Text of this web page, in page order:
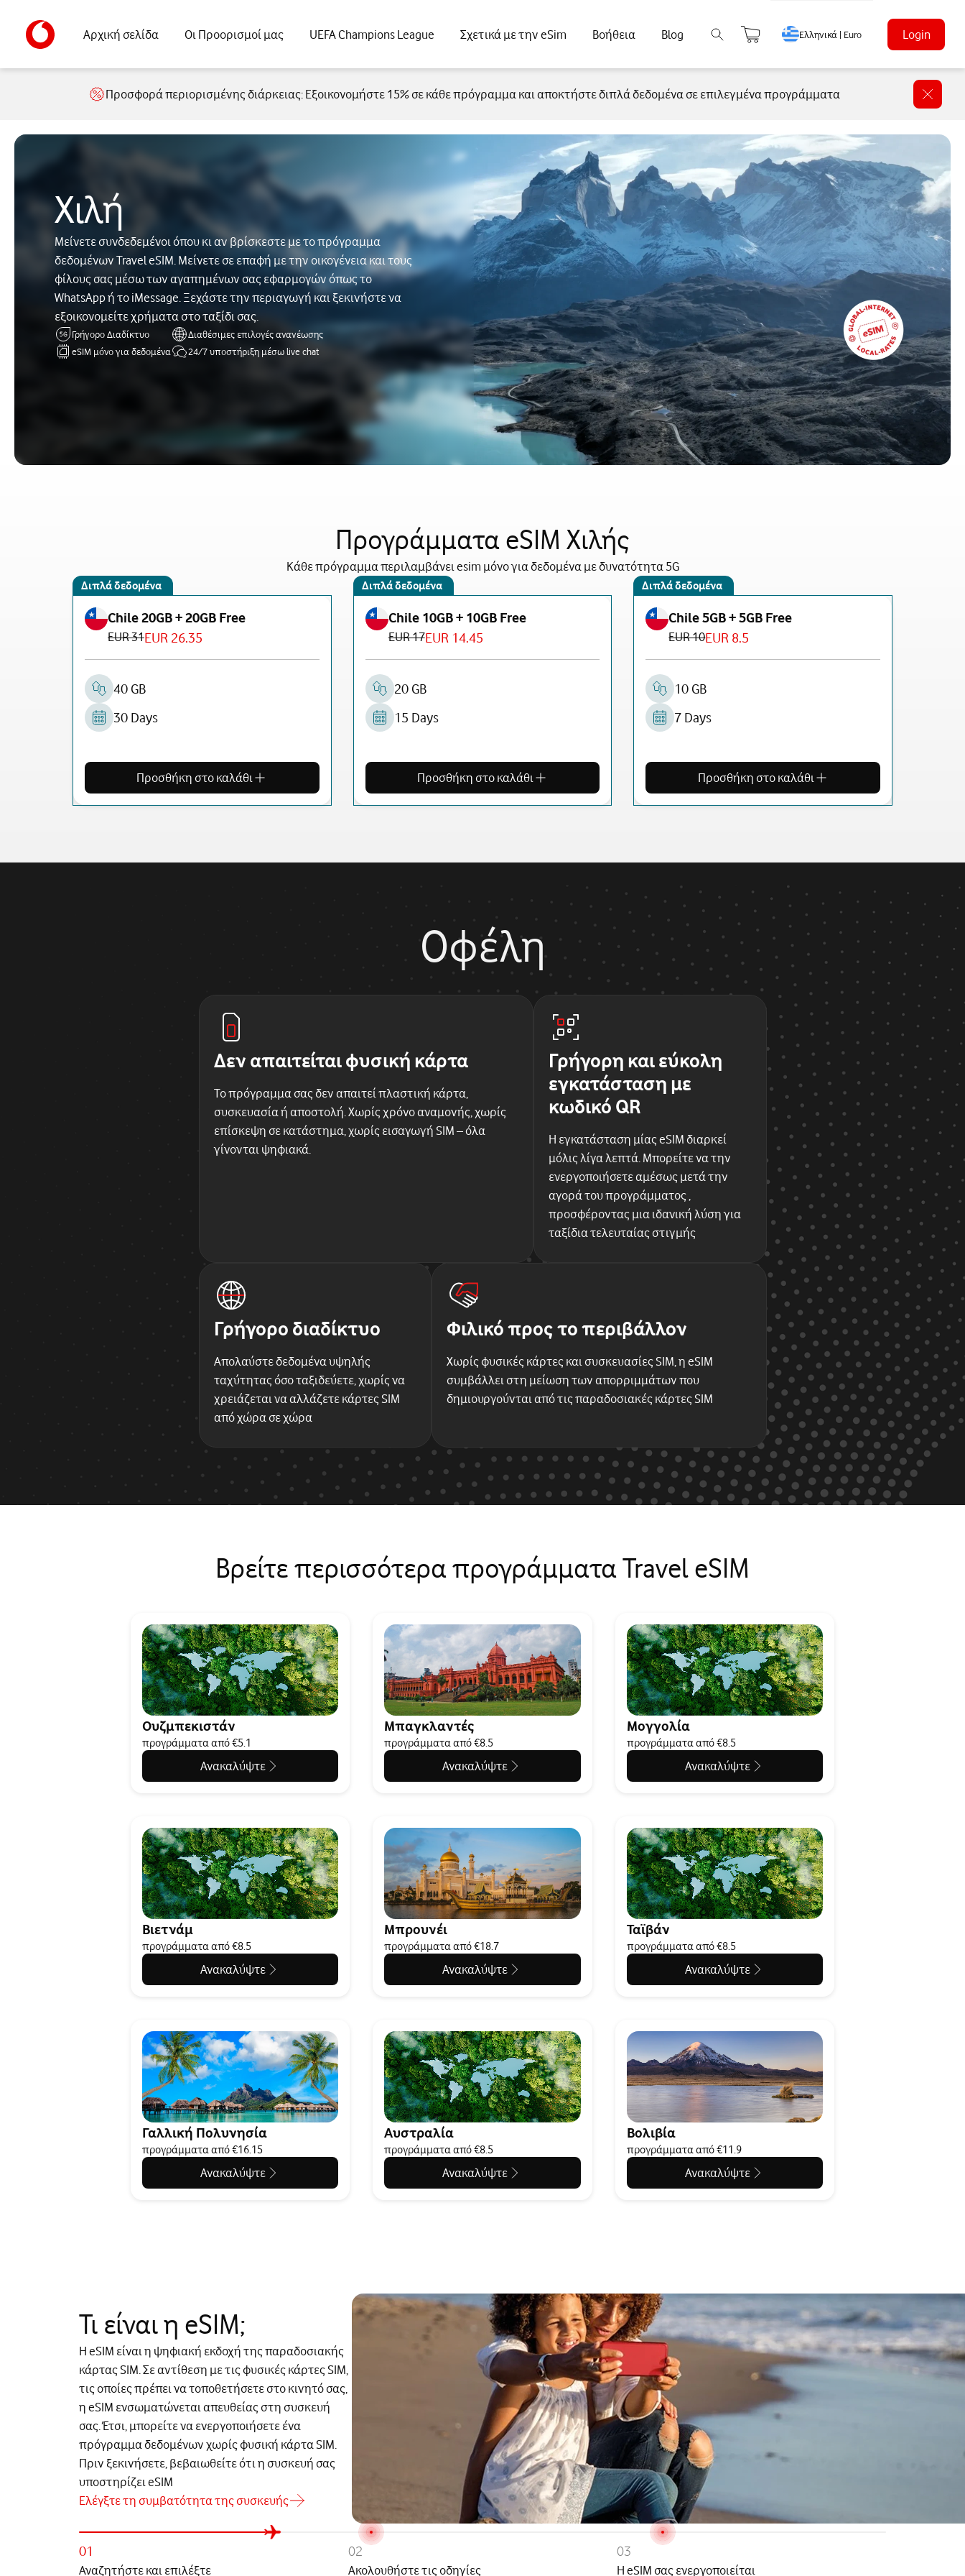
Αρχική σελίδα Οι Προορισμοί μας UEFA Champions League Σχετικά με την eSim Βοήθεια Blog Ελληνικά | Euro Login
Προσφορά περιορισμένης διάρκειας: Εξοικονομήστε 15% σε κάθε πρόγραμμα και αποκτήστε διπλά δεδομένα σε επιλεγμένα προγράμματα
Χιλή
Μείνετε συνδεδεμένοι όπου κι αν βρίσκεστε με το πρόγραμμα
δεδομένων Travel eSIM. Μείνετε σε επαφή με την οικογένεια και τους
φίλους σας μέσω των αγαπημένων σας εφαρμογών όπως το
WhatsApp ή το iMessage. Ξεχάστε την περιαγωγή και ξεκινήστε να
εξοικονομείτε χρήματα στο ταξίδι σας.
Γρήγορο Διαδίκτυο
eSIM μόνο για δεδομένα
Διαθέσιμες επιλογές ανανέωσης
24/7 υποστήριξη μέσω live chat
Προγράμματα eSIM Χιλής
Κάθε πρόγραμμα περιλαμβάνει esim μόνο για δεδομένα με δυνατότητα 5G
Διπλά δεδομένα
Chile 20GB + 20GB Free
EUR 31EUR 26.35
40 GB
30 Days
Προσθήκη στο καλάθι
Διπλά δεδομένα
Chile 10GB + 10GB Free
EUR 17EUR 14.45
20 GB
15 Days
Προσθήκη στο καλάθι
Διπλά δεδομένα
Chile 5GB + 5GB Free
EUR 10EUR 8.5
10 GB
7 Days
Προσθήκη στο καλάθι
Οφέλη
Δεν απαιτείται φυσική κάρτα
Το πρόγραμμα σας δεν απαιτεί πλαστική κάρτα,
συσκευασία ή αποστολή. Χωρίς χρόνο αναμονής, χωρίς
επίσκεψη σε κατάστημα, χωρίς εισαγωγή SIM – όλα
γίνονται ψηφιακά.
Γρήγορη και εύκολη
εγκατάσταση με
κωδικό QR
Η εγκατάσταση μίας eSIM διαρκεί
μόλις λίγα λεπτά. Μπορείτε να την
ενεργοποιήσετε αμέσως μετά την
αγορά του προγράμματος ,
προσφέροντας μια ιδανική λύση για
ταξίδια τελευταίας στιγμής
Γρήγορο διαδίκτυο
Απολαύστε δεδομένα υψηλής
ταχύτητας όσο ταξιδεύετε, χωρίς να
χρειάζεται να αλλάζετε κάρτες SIM
από χώρα σε χώρα
Φιλικό προς το περιβάλλον
Χωρίς φυσικές κάρτες και συσκευασίες SIM, η eSIM
συμβάλλει στη μείωση των απορριμμάτων που
δημιουργούνται από τις παραδοσιακές κάρτες SIM
Βρείτε περισσότερα προγράμματα Travel eSIM
Ουζμπεκιστάν
προγράμματα από €5.1
Ανακαλύψτε
Μπαγκλαντές
προγράμματα από €8.5
Ανακαλύψτε
Μογγολία
προγράμματα από €8.5
Ανακαλύψτε
Βιετνάμ
προγράμματα από €8.5
Ανακαλύψτε
Μπρουνέι
προγράμματα από €18.7
Ανακαλύψτε
Ταϊβάν
προγράμματα από €8.5
Ανακαλύψτε
Γαλλική Πολυνησία
προγράμματα από €16.15
Ανακαλύψτε
Αυστραλία
προγράμματα από €8.5
Ανακαλύψτε
Βολιβία
προγράμματα από €11.9
Ανακαλύψτε
Τι είναι η eSIM;
Η eSIM είναι η ψηφιακή εκδοχή της παραδοσιακής
κάρτας SIM. Σε αντίθεση με τις φυσικές κάρτες SIM,
τις οποίες πρέπει να τοποθετήσετε στο κινητό σας,
η eSIM ενσωματώνεται απευθείας στη συσκευή
σας. Έτσι, μπορείτε να ενεργοποιήσετε ένα
πρόγραμμα δεδομένων χωρίς φυσική κάρτα SIM.
Πριν ξεκινήσετε, βεβαιωθείτε ότι η συσκευή σας
υποστηρίζει eSIM
Ελέγξτε τη συμβατότητα της συσκευής
01
Αναζητήστε και επιλέξτε
02
Ακολουθήστε τις οδηγίες
03
Η eSIM σας ενεργοποιείται